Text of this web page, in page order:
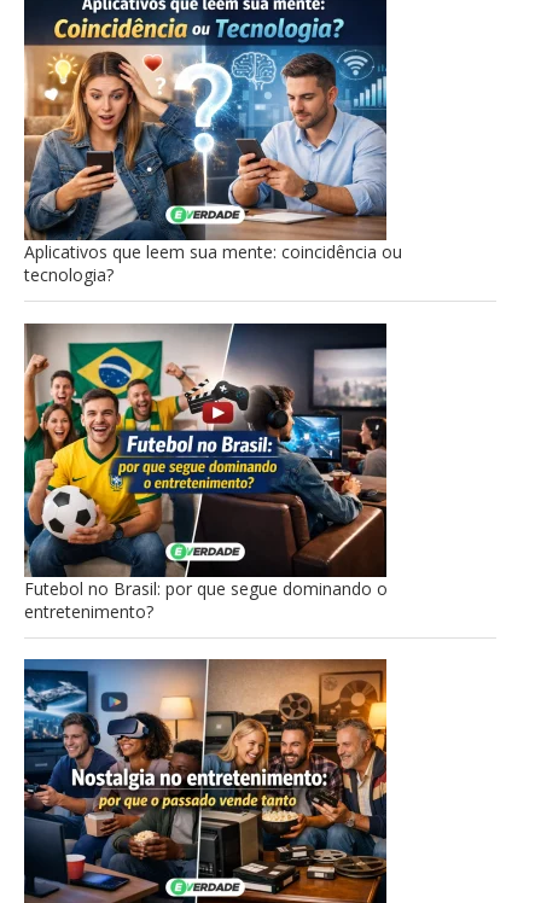
Aplicativos que leem sua mente: coincidência ou
tecnologia?
Futebol no Brasil: por que segue dominando o
entretenimento?